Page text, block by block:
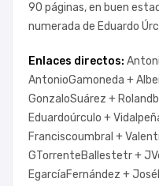
90 páginas, en buen
numerada de Eduardo
Enlaces directos:
AntonioGamoneda +
GonzaloSuárez +
Eduardoúrculo +
Franciscoumbral +
GTorrenteBallestetr +
EgarcíaFernández +